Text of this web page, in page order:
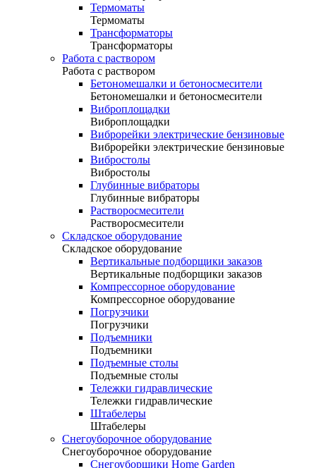
Термоматы
Термоматы
Трансформаторы
Трансформаторы
Работа с раствором
Работа с раствором
Бетономешалки и бетоносмесители
Бетономешалки и бетоносмесители
Виброплощадки
Виброплощадки
Виброрейки электрические бензиновые
Виброрейки электрические бензиновые
Вибростолы
Вибростолы
Глубинные вибраторы
Глубинные вибраторы
Растворосмесители
Растворосмесители
Складское оборудование
Складское оборудование
Вертикальные подборщики заказов
Вертикальные подборщики заказов
Компрессорное оборудование
Компрессорное оборудование
Погрузчики
Погрузчики
Подъемники
Подъемники
Подъемные столы
Подъемные столы
Тележки гидравлические
Тележки гидравлические
Штабелеры
Штабелеры
Снегоуборочное оборудование
Снегоуборочное оборудование
Снегоуборщики Home Garden